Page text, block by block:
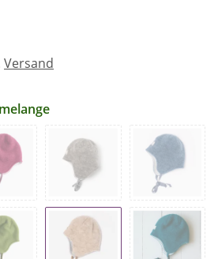
Versand